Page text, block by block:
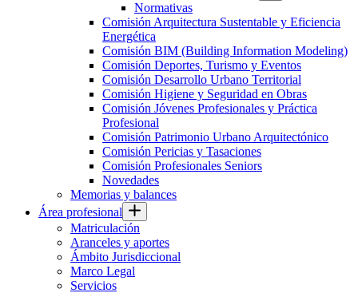
Normativas
Comisión Arquitectura Sustentable y Eficiencia
Energética
Comisión BIM (Building Information Modeling)
Comisión Deportes, Turismo y Eventos
Comisión Desarrollo Urbano Territorial
Comisión Higiene y Seguridad en Obras
Comisión Jóvenes Profesionales y Práctica
Profesional
Comisión Patrimonio Urbano Arquitectónico
Comisión Pericias y Tasaciones
Comisión Profesionales Seniors
Novedades
Memorias y balances
Área profesional
Matriculación
Aranceles y aportes
Ámbito Jurisdiccional
Marco Legal
Servicios